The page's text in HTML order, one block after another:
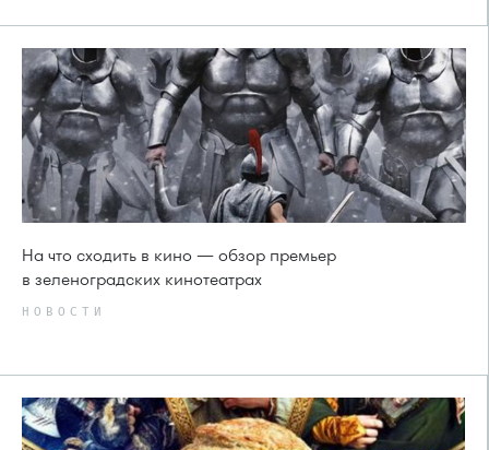
На что сходить в кино — обзор премьер
в зеленоградских кинотеатрах
НОВОСТИ